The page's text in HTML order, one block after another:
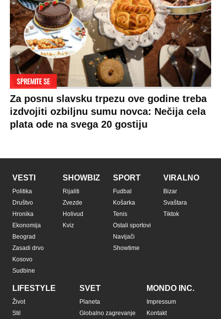
SPREMITE SE
Za posnu slavsku trpezu ove godine treba
izdvojiti ozbiljnu sumu novca: Nečija cela
plata ode na svega 20 gostiju
VESTI
Politika
Društvo
Hronika
Ekonomija
Beograd
Zasadi drvo
Kosovo
Sudbine
SHOWBIZ
Rijaliti
Zvezde
Holivud
Kviz
SPORT
Fudbal
Košarka
Tenis
Ostali sportovi
Navijači
Showtime
VIRALNO
Bizar
Svaštara
Tiktok
LIFESTYLE
Život
Stil
SVET
Planeta
Globalno zagrevanje
MONDO INC.
Impressum
Kontakt